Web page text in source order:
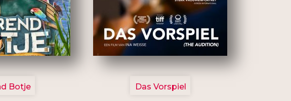
Botje
2777
Das Vorspiel